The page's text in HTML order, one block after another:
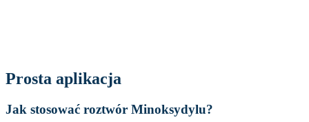
Prosta aplikacja
Jak stosować roztwór Minoksydylu?